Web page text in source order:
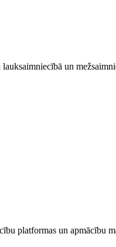
un
platformas un apmācību